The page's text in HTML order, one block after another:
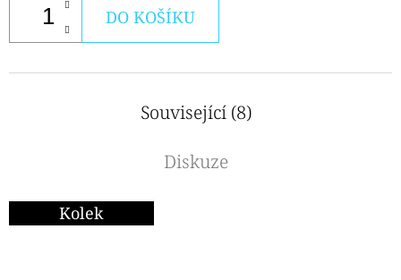
DO KOŠÍKU
Související (8)
Diskuze
Kolek